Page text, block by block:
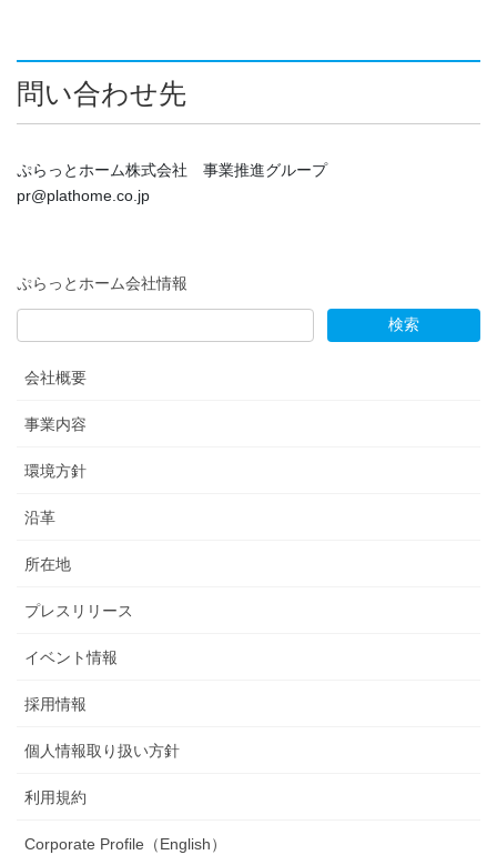
問い合わせ先
ぷらっとホーム株式会社 事業推進グループ
pr@plathome.co.jp
ぷらっとホーム会社情報
会社概要
事業内容
環境方針
沿革
所在地
プレスリリース
イベント情報
採用情報
個人情報取り扱い方針
利用規約
Corporate Profile（English）